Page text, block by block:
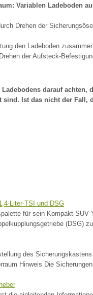
Variablen Ladeboden
Drehen der
den Ladeboden
der Aufsteck-
darauf achten,
sind. Ist das nicht der Fall,
Liter-TSI und DSG
für sein Kompakt-
(DSG)
des
Hinweis Die